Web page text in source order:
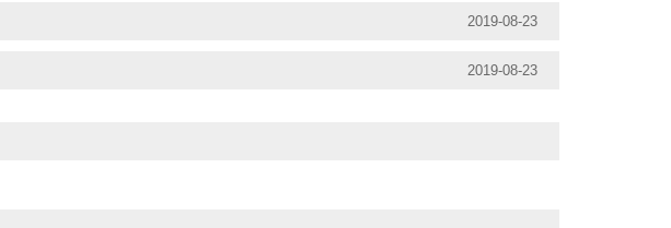
2019-08-23
2019-08-23